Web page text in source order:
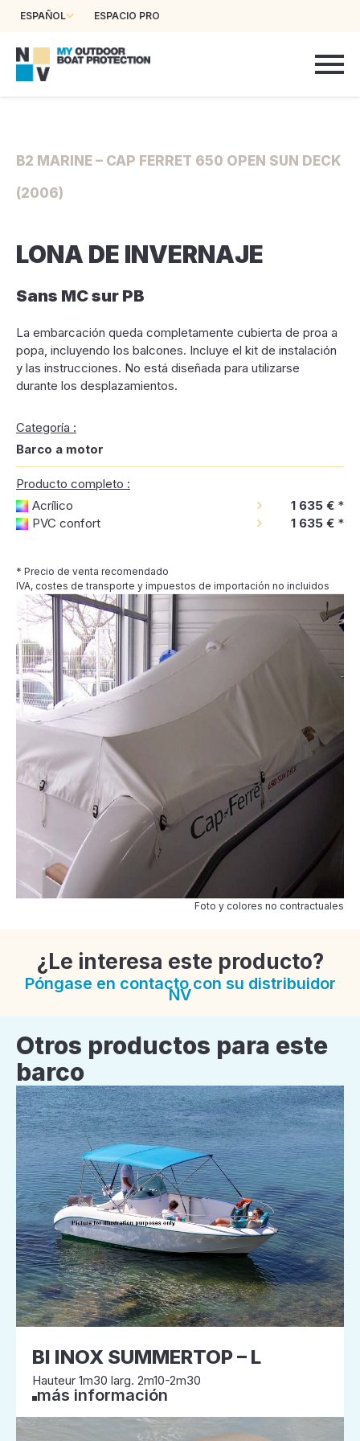
ESPAÑOL ESPACIO PRO
B2 MARINE – CAP FERRET 650 OPEN SUN DECK
(2006)
LONA DE INVERNAJE
Sans MC sur PB
La embarcación queda completamente cubierta de proa a
popa, incluyendo los balcones. Incluye el kit de instalación
y las instrucciones. No está diseñada para utilizarse
durante los desplazamientos.
Categoría :
Barco a motor
Producto completo :
Acrílico
1 635 € *
PVC confort
1 635 € *
* Precio de venta recomendado
IVA, costes de transporte y impuestos de importación no incluidos
Foto y colores no contractuales
¿Le interesa este producto?
Póngase en contacto con su distribuidor
NV
Otros productos para este
barco
BI INOX SUMMERTOP – L
Hauteur 1m30 larg. 2m10-2m30
más información